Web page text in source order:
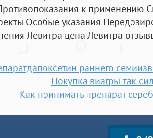
к применению
Особые указания
Левитра цена Левитра
раннего
Покупка виагры так
Как принимать препарат